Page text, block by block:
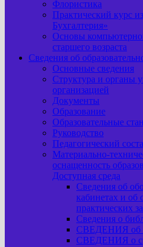
Флористика
Практический курс
Бухгалтерия»
Основы
старшего возраста
Сведения об
Основные сведения
Структура и органы
организацией
Документы
Образование
Образовательные
Руководство
Педагогический
Материально-
оснащенность
Доступная среда
Сведения об
кабинетах и об
практических
Сведения о
СВЕДЕНИЯ об
СВЕДЕНИЯ о